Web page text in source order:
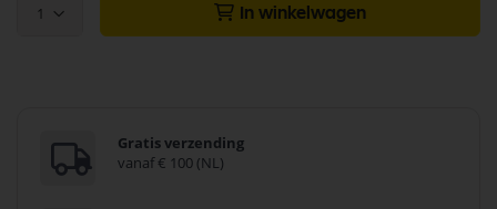
1 In winkelwagen
Gratis verzending
vanaf € 100 (NL)